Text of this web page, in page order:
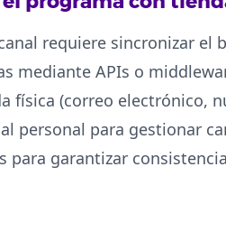
requiere sincronizar el
mediante APIs o
física (correo electrónico,
personal para gestionar
para garantizar